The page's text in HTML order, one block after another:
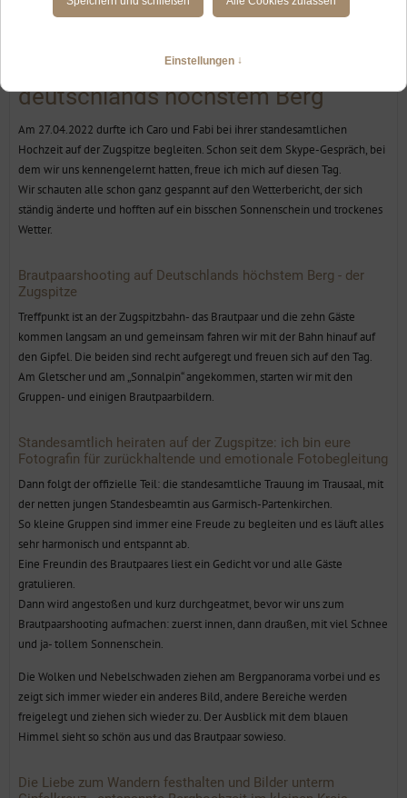
Zugspitze, Heiraten auf
deutschlands höchstem Berg
dem wir uns kennengelernt hatten, freue ich mich auf diesen Tag.
Wir schauten alle schon ganz gespannt auf den Wetterbericht, der sich
ständig änderte und hofften auf ein bisschen Sonnenschein und trockenes
Wetter.
Brautpaarshooting auf Deutschlands höchstem Berg - der
Zugspitze
kommen langsam an und gemeinsam fahren wir mit der Bahn hinauf auf
den Gipfel. Die beiden sind recht aufgeregt und freuen sich auf den Tag.
Am Gletscher und am „Sonnalpin“ angekommen, starten wir mit den
Gruppen- und einigen Brautpaarbildern.
Standesamtlich heiraten auf der Zugspitze: ich bin eure
Fotografin für zurückhaltende und emotionale Fotobegleitung
der netten jungen Standesbeamtin aus Garmisch-Partenkirchen.
So kleine Gruppen sind immer eine Freude zu begleiten und es läuft alles
sehr harmonisch und entspannt ab.
Eine Freundin des Brautpaares liest ein Gedicht vor und alle Gäste
Dann wird angestoßen und kurz durchgeatmet, bevor wir uns zum
Brautpaarshooting aufmachen: zuerst innen, dann draußen, mit viel Schnee
und ja- tollem Sonnenschein.
zeigt sich immer wieder ein anderes Bild, andere Bereiche werden
freigelegt und ziehen sich wieder zu. Der Ausblick mit dem blauen
Himmel sieht so schön aus und das Brautpaar sowieso.
Die Liebe zum Wandern festhalten und Bilder unterm
Gipfelkreuz - entspannte Berghochzeit im kleinen Kreis